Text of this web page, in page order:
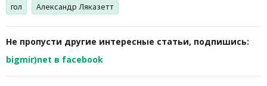
гол
Александр Ляказетт
Не пропусти другие интересные статьи, подпишись:
bigmir)net в facebook